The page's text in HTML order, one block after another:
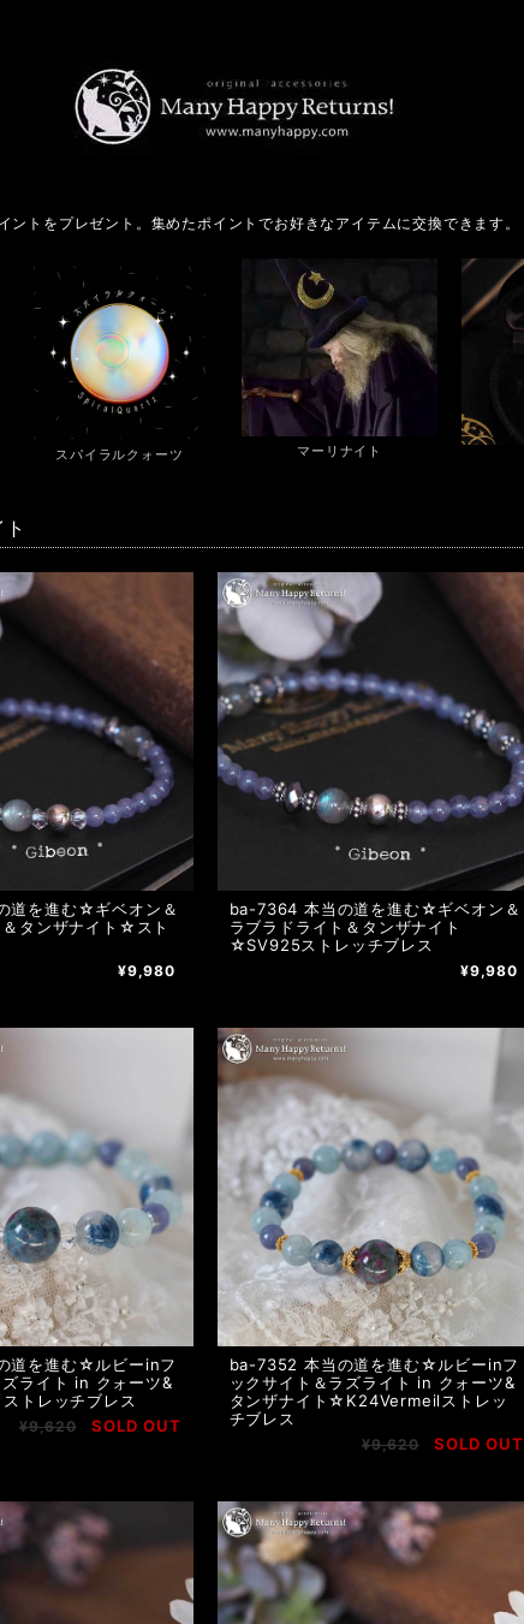
トをプレゼント。集めたポイントでお好きなアイテムに交換できます。
スパイラルクォーツ マーリナイト
道を進む☆ギベオン＆
タンザナイト☆スト
¥9,980
ba-7364 本当の道を進む☆ギベオン＆
ラブラドライト＆タンザナイト
☆SV925ストレッチブレス
¥9,980
道を進む☆ルビーinフ
ズライト in クォーツ&
トレッチブレス
¥9,620 SOLD OUT
ba-7352 本当の道を進む☆ルビーinフ
ックサイト＆ラズライト in クォーツ&
タンザナイト☆K24Vermeilストレッ
チブレス
¥9,620 SOLD OUT